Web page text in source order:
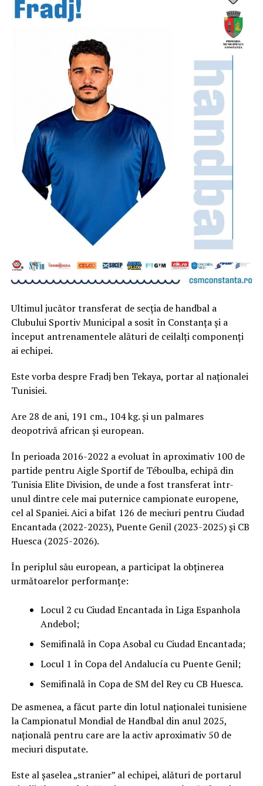
Ultimul jucător transferat de secția de handbal a
Clubului Sportiv Municipal a sosit în Constanța și a
început antrenamentele alături de ceilalți componenți
ai echipei.
Este vorba despre Fradj ben Tekaya, portar al naționalei
Tunisiei.
Are 28 de ani, 191 cm., 104 kg. și un palmares
deopotrivă african și european.
În perioada 2016-2022 a evoluat în aproximativ 100 de
partide pentru Aigle Sportif de Téboulba, echipă din
Tunisia Elite Division, de unde a fost transferat într-
unul dintre cele mai puternice campionate europene,
cel al Spaniei. Aici a bifat 126 de meciuri pentru Ciudad
Encantada (2022-2023), Puente Genil (2023-2025) și CB
Huesca (2025-2026).
În periplul său european, a participat la obținerea
următoarelor performanțe:
Locul 2 cu Ciudad Encantada în Liga Espanhola
Andebol;
Semifinală în Copa Asobal cu Ciudad Encantada;
Locul 1 în Copa del Andalucía cu Puente Genil;
Semifinală în Copa de SM del Rey cu CB Huesca.
De asmenea, a făcut parte din lotul naționalei tunisiene
la Campionatul Mondial de Handbal din anul 2025,
națională pentru care are la activ aproximativ 50 de
meciuri disputate.
Este al șaselea „stranier” al echipei, alături de portarul